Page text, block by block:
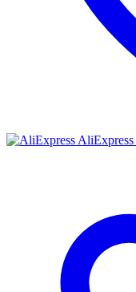
AliExpress